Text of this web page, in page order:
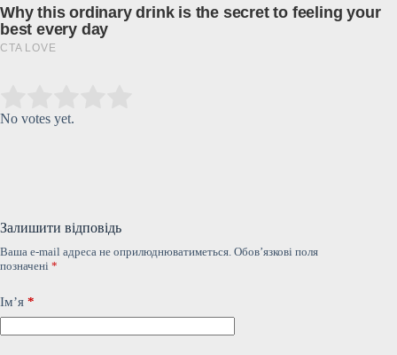
No votes yet.
Залишити відповідь
Ваша e-mail адреса не оприлюднюватиметься. Обов’язкові поля
позначені *
Ім’я *